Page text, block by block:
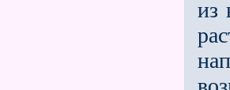
из